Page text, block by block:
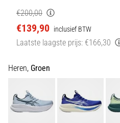
ze
uit?
de
de
shuttle
€200,00
€139,90 inclusief BTW
Laatste laagste prijs: €166,30
Heren, Groen